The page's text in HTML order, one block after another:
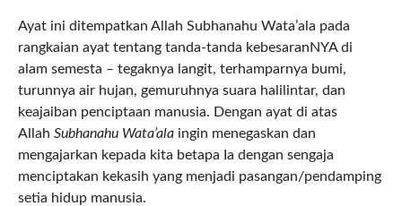
Ayat ini ditempatkan Allah Subhanahu Wata’ala pada
rangkaian ayat tentang tanda-tanda kebesaranNYA di
alam semesta – tegaknya langit, terhamparnya bumi,
turunnya air hujan, gemuruhnya suara halilintar, dan
keajaiban penciptaan manusia. Dengan ayat di atas
Allah Subhanahu Wata’ala ingin menegaskan dan
mengajarkan kepada kita betapa Ia dengan sengaja
menciptakan kekasih yang menjadi pasangan/pendamping
setia hidup manusia.